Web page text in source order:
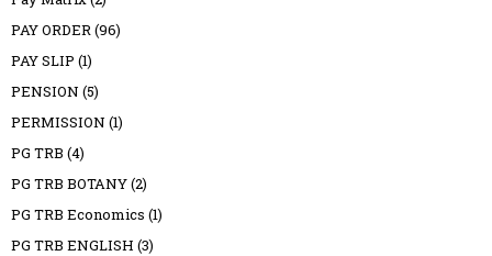
PAY ORDER(96)
PAY SLIP (1)
PENSION (5)
PERMISSION (1)
PG TRB (4)
PG TRB BOTANY(2)
PG TRB Economics (1)
PG TRB ENGLISH (3)